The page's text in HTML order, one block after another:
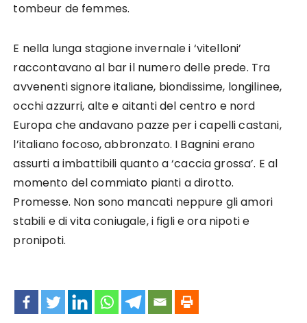
tombeur de femmes.
E nella lunga stagione invernale i ‘vitelloni’
raccontavano al bar il numero delle prede. Tra
avvenenti signore italiane, biondissime, longilinee,
occhi azzurri, alte e aitanti del centro e nord
Europa che andavano pazze per i capelli castani,
l’italiano focoso, abbronzato. I Bagnini erano
assurti a imbattibili quanto a ‘caccia grossa’. E al
momento del commiato pianti a dirotto.
Promesse. Non sono mancati neppure gli amori
stabili e di vita coniugale, i figli e ora nipoti e
pronipoti.